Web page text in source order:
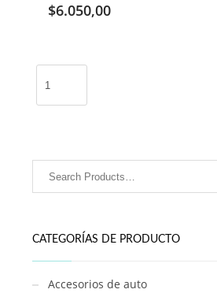
$6.050,00
vincha
bluetooth
luz
CATEGORÍAS DE PRODUCTO
Accesorios de auto